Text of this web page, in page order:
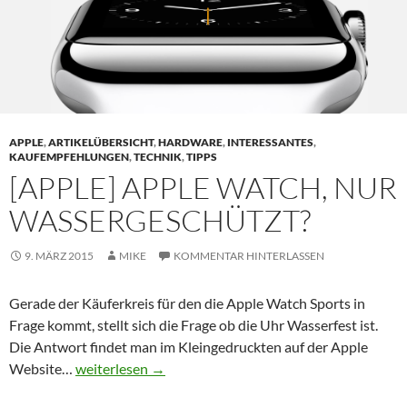
APPLE,ARTIKELÜBERSICHT,HARDWARE, INTERESSANTES,
KAUFEMPFEHLUNGEN,TECHNIK,TIPPS
[APPLE] APPLE WATCH, NUR
WASSERGESCHÜTZT?
9. MÄRZ 2015 MIKE KOMMENTAR HINTERLASSEN
Gerade der Käuferkreis für den die Apple Watch Sports in
Frage kommt, stellt sich die Frage ob die Uhr Wasserfest ist.
Die Antwort findet man im Kleingedruckten auf der Apple
Website… [Apple] Apple Watch, nur wassergeschützt?
weiterlesen →